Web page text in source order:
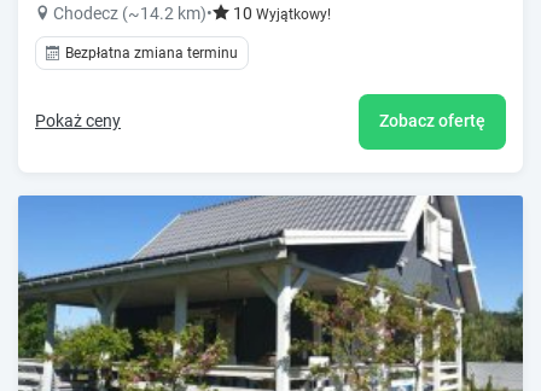
Chodecz (~14.2 km)• 10 Wyjątkowy!
Bezpłatna zmiana terminu
Pokaż ceny Zobacz ofertę